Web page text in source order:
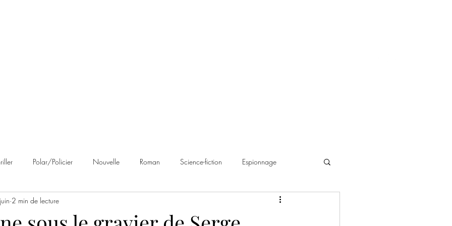
Polar/Policier Nouvelle Roman Science-fiction Espionnage
noir Romance
2 min de lecture